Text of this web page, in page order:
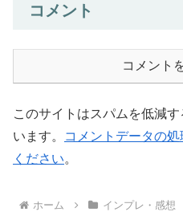
コメント
コメント
このサイトはスパムを低減
います。
コメントデータの
ください。
ホーム インプレ・感想